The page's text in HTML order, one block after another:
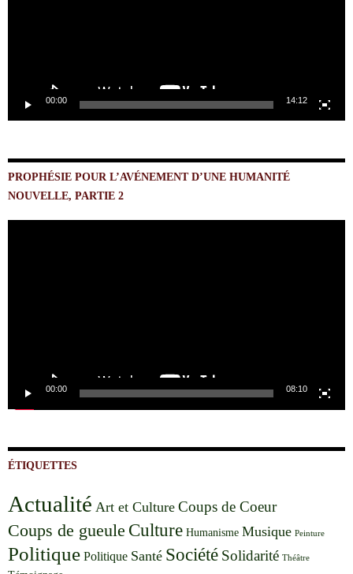
00:00 14:12
PROPHÉSIE POUR L’AVÉNEMENT D’UNE HUMANITÉ
NOUVELLE, PARTIE 2
00:00 08:10
ÉTIQUETTES
Actualité Art et Culture Coups de Coeur
Coups de gueule Culture Humanisme Musique Peinture
Politique Politique Santé Société Solidarité Théâtre